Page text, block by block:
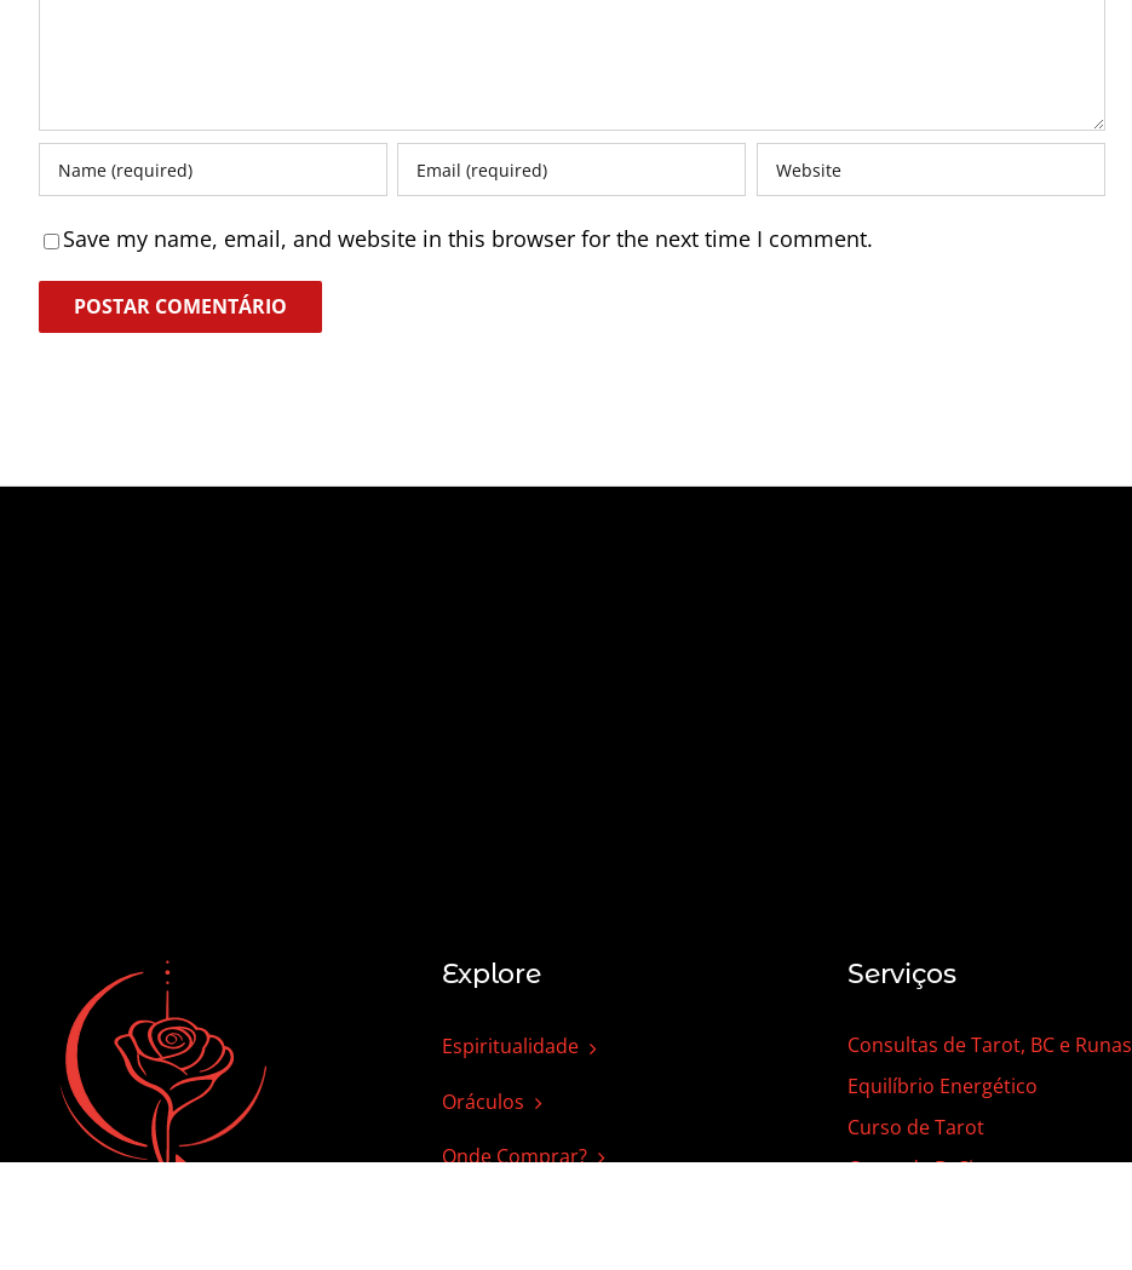
Save my name, email, and website in this browser for the next time I comment.
Explore
Espiritualidade
Oráculos
Onde Comprar?
Serviços
Consultas de Tarot, BC e Runas
Equilíbrio Energético
Curso de Tarot
Curso de B. Cigano